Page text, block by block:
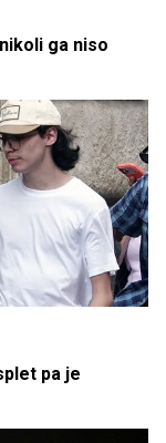
ga niso
pa je